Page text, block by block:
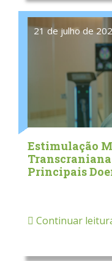
21 de julho de
Estimulação
Transcraniana
Principais
Continuar